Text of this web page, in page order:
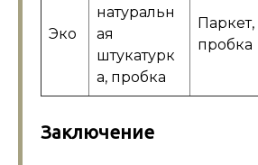
Эко
натуральн
ая
штукатурк
а, пробка
Паркет,
пробка
Заключение